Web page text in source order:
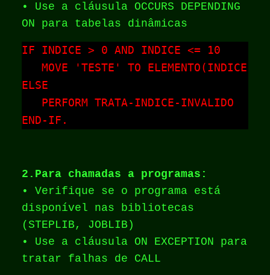
• Use a cláusula OCCURS DEPENDING
ON para tabelas dinâmicas
IF INDICE > 0 AND INDICE <= 10
   MOVE 'TESTE' TO ELEMENTO(INDICE)
ELSE
   PERFORM TRATA-INDICE-INVALIDO
END-IF.
2.Para chamadas a programas:
• Verifique se o programa está
disponível nas bibliotecas
(STEPLIB, JOBLIB)
• Use a cláusula ON EXCEPTION para
tratar falhas de CALL